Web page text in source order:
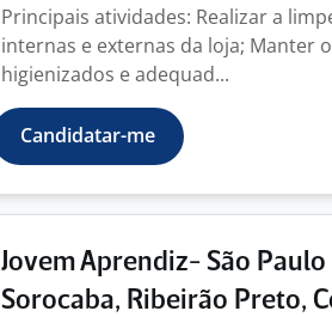
Principais atividades: Realizar a
internas e externas da loja; Manter
higienizados e adequad...
Candidatar-me
Jovem Aprendiz- São
Sorocaba, Ribeirão Preto,